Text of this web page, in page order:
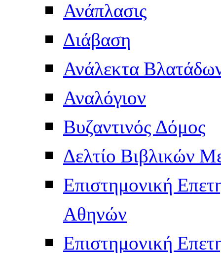
Ανάπλασις
Διάβαση
Ανάλεκτα
Αναλόγιον
Βυζαντινός Δόμος
Δελτίο Βιβλικών
Επιστημονική
Αθηνών
Επιστημονική